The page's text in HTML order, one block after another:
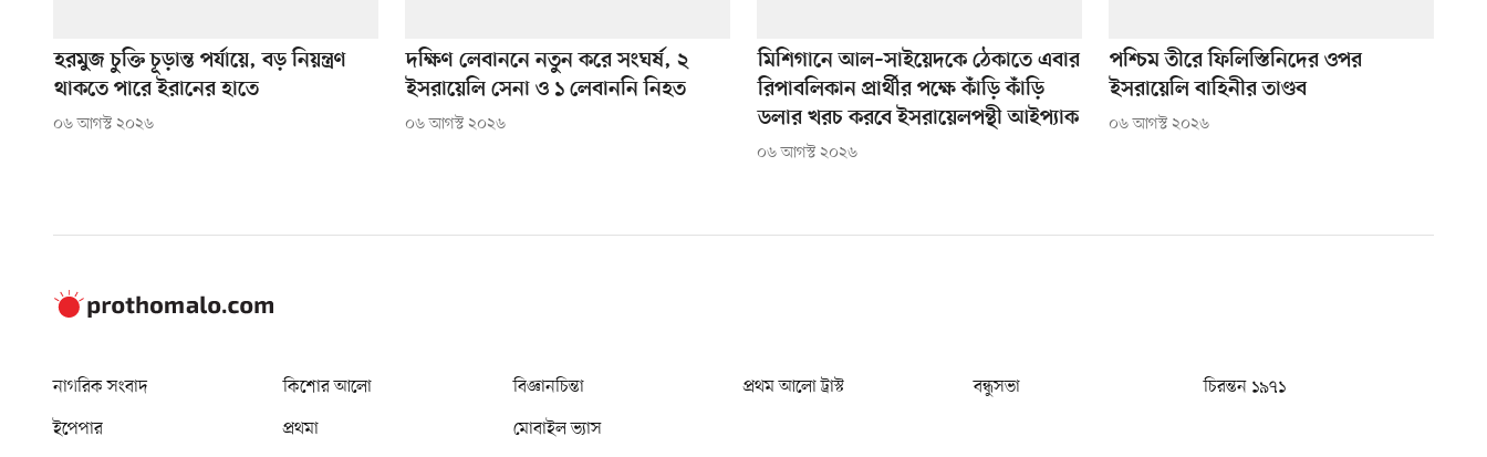
হরমুজ চুক্তি চূড়ান্ত পর্যায়ে, বড় নিয়ন্ত্রণ
থাকতে পারে ইরানের হাতে
০৬ আগস্ট ২০২৬
দক্ষিণ লেবাননে নতুন করে সংঘর্ষ, ২
ইসরায়েলি সেনা ও ১ লেবাননি নিহত
০৬ আগস্ট ২০২৬
মিশিগানে আল–সাইয়েদকে ঠেকাতে এবার
রিপাবলিকান প্রার্থীর পক্ষে কাঁড়ি কাঁড়ি
ডলার খরচ করবে ইসরায়েলপন্থী আইপ্যাক
০৬ আগস্ট ২০২৬
পশ্চিম তীরে ফিলিস্তিনিদের ওপর
ইসরায়েলি বাহিনীর তাণ্ডব
০৬ আগস্ট ২০২৬
নাগরিক সংবাদ কিশোর আলো বিজ্ঞানচিন্তা প্রথম আলো ট্রাস্ট বন্ধুসভা
চিরন্তন ১৯৭১
ইপেপার
প্রথমা মোবাইল ভ্যাস